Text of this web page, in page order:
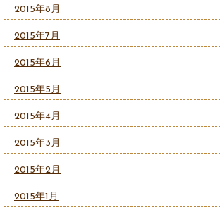
2015年8月
2015年7月
2015年6月
2015年5月
2015年4月
2015年3月
2015年2月
2015年1月